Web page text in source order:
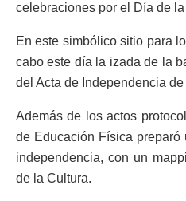
celebraciones por el Día de
En este simbólico sitio para
cabo este día la izada de la
del Acta de Independencia de
Además de los actos
de Educación Física
independencia, con un
de la Cultura.